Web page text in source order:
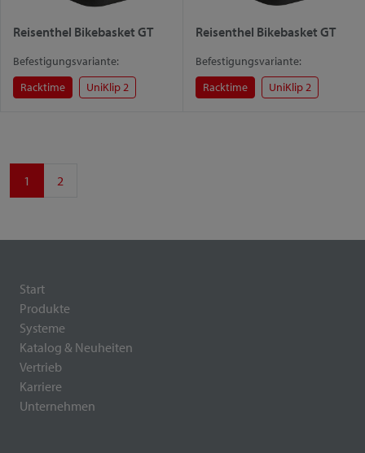
Reisenthel Bikebasket GT
Befestigungsvariante:
Racktime
UniKlip 2
Reisenthel Bikebasket GT
Befestigungsvariante:
Racktime
UniKlip 2
1 2
Start
Produkte
Systeme
Katalog & Neuheiten
Vertrieb
Karriere
Unternehmen